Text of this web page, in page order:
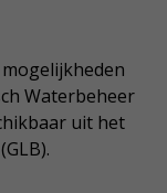
Waterbeheer
uit het